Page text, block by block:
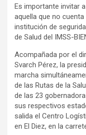
Es importante invitar
aquella que no
institución de
de Salud del IMSS-
Acompañada por el
Svarch Pérez, la
marcha
de las Rutas de la
de las 23
sus respectivos
salida el Centro
en El Diez, en la